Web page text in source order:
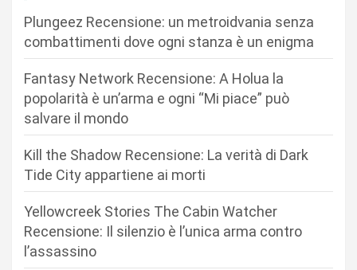
Plungeez Recensione: un metroidvania senza
combattimenti dove ogni stanza è un enigma
Fantasy Network Recensione: A Holua la
popolarità è un’arma e ogni “Mi piace” può
salvare il mondo
Kill the Shadow Recensione: La verità di Dark
Tide City appartiene ai morti
Yellowcreek Stories The Cabin Watcher
Recensione: Il silenzio è l’unica arma contro
l’assassino